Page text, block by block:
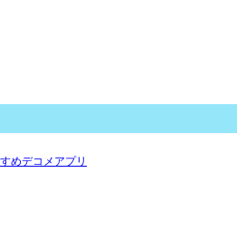
めデコメアプリ